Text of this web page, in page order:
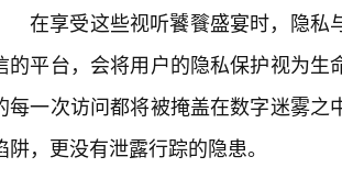
在享受这些视听饕餮盛宴时，隐私
的平台，会将用户的隐私保护视为
每一次访问都将被掩盖在数字迷雾
阱，更没有泄露行踪的隐患。